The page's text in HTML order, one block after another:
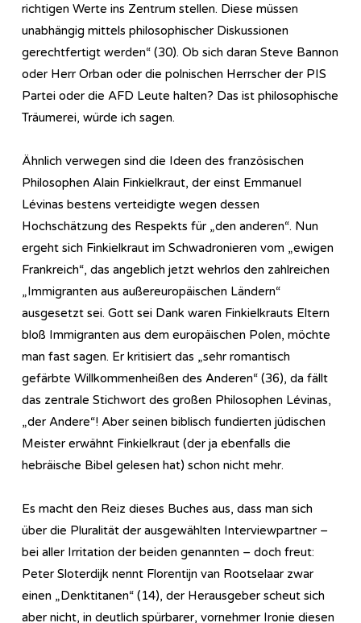
richtigen Werte ins Zentrum stellen. Diese müssen
unabhängig mittels philosophischer Diskussionen
gerechtfertigt werden“ (30). Ob sich daran Steve Bannon
oder Herr Orban oder die polnischen Herrscher der PIS
Partei oder die AFD Leute halten? Das ist philosophische
Träumerei, würde ich sagen.
Ähnlich verwegen sind die Ideen des französischen
Philosophen Alain Finkielkraut, der einst Emmanuel
Lévinas bestens verteidigte wegen dessen
Hochschätzung des Respekts für „den anderen“. Nun
ergeht sich Finkielkraut im Schwadronieren vom „ewigen
Frankreich“, das angeblich jetzt wehrlos den zahlreichen
„Immigranten aus außereuropäischen Ländern“
ausgesetzt sei. Gott sei Dank waren Finkielkrauts Eltern
bloß Immigranten aus dem europäischen Polen, möchte
man fast sagen. Er kritisiert das „sehr romantisch
gefärbte Willkommenheißen des Anderen“ (36), da fällt
das zentrale Stichwort des großen Philosophen Lévinas,
„der Andere“! Aber seinen biblisch fundierten jüdischen
Meister erwähnt Finkielkraut (der ja ebenfalls die
hebräische Bibel gelesen hat) schon nicht mehr.
Es macht den Reiz dieses Buches aus, dass man sich
über die Pluralität der ausgewählten Interviewpartner –
bei aller Irritation der beiden genannten – doch freut:
Peter Sloterdijk nennt Florentijn van Rootselaar zwar
einen „Denktitanen“ (14), der Herausgeber scheut sich
aber nicht, in deutlich spürbarer, vornehmer Ironie diesen